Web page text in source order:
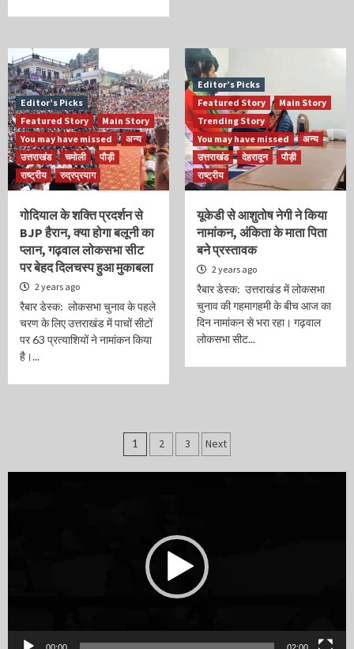
Editor’s Picks
Featured Story
Main Story
You may have missed
अन्य
उत्तराखंड
चमोली
पौड़ी
राष्ट्रीय
रुद्रप्रयाग
गोदियाल के शक्ति प्रदर्शन से
BJP हैरान, क्या होगा बलूनी का
प्लान, गढ़वाल लोकसभा सीट
पर बेहद दिलचस्प हुआ मुकाबला
2 years ago
रैबार डेस्क: लोकसभा चुनाव के पहले
चरण के लिए उत्तराखंड में पाचों सीटों
पर 63 प्रत्याशियों ने नामांकन किया
है।...
Editor’s Picks
Featured Story
Main Story
Trending Story
You may have missed
अन्य
उत्तराखंड
देहरादून
पौड़ी
राष्ट्रीय
यूकेडी से आशुतोष नेगी ने किया
नामांकन, अंकिता के माता पिता
बने प्रस्तावक
2 years ago
रैबार डेस्क: उत्तराखंड में लोकसभा
चुनाव की गहमागहमी के बीच आज का
दिन नामांकन से भरा रहा। गढ़वाल
लोकसभा सीट...
Posts
navigation
1 2 3 Next